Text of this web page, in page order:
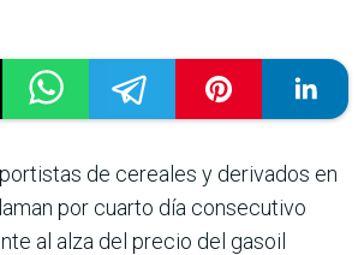
de cereales y derivados en
por cuarto día consecutivo
al alza del precio del gasoil